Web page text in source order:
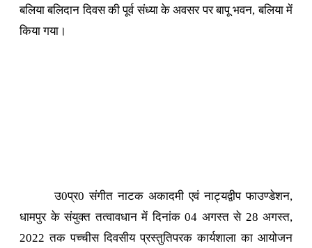
बलिया बलिदान दिवस की पूर्व संध्या के अवसर पर बापू भवन, बलिया में
किया गया।
उ0प्र0 संगीत नाटक अकादमी एवं नाट्यद्वीप फाउण्डेशन,
धामपुर के संयुक्त तत्वावधान में दिनांक 04 अगस्त से 28 अगस्त,
2022 तक पच्चीस दिवसीय प्रस्तुतिपरक कार्यशाला का आयोजन